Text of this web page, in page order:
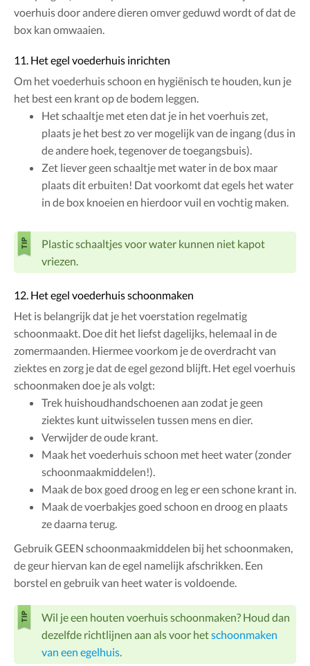
voerhuis door andere dieren omver geduwd wordt of dat de
box kan omwaaien.
11. Het egel voederhuis inrichten
Om het voederhuis schoon en hygiënisch te houden, kun je
het best een krant op de bodem leggen.
Het schaaltje met eten dat je in het voerhuis zet,
plaats je het best zo ver mogelijk van de ingang (dus in
de andere hoek, tegenover de toegangsbuis).
Zet liever geen schaaltje met water in de box maar
plaats dit erbuiten! Dat voorkomt dat egels het water
in de box knoeien en hierdoor vuil en vochtig maken.
Plastic schaaltjes voor water kunnen niet kapot
vriezen.
12. Het egel voederhuis schoonmaken
Het is belangrijk dat je het voerstation regelmatig
schoonmaakt. Doe dit het liefst dagelijks, helemaal in de
zomermaanden. Hiermee voorkom je de overdracht van
ziektes en zorg je dat de egel gezond blijft. Het egel voerhuis
schoonmaken doe je als volgt:
Trek huishoudhandschoenen aan zodat je geen
ziektes kunt uitwisselen tussen mens en dier.
Verwijder de oude krant.
Maak het voederhuis schoon met heet water (zonder
schoonmaakmiddelen!).
Maak de box goed droog en leg er een schone krant in.
Maak de voerbakjes goed schoon en droog en plaats
ze daarna terug.
Gebruik GEEN schoonmaakmiddelen bij het schoonmaken,
de geur hiervan kan de egel namelijk afschrikken. Een
borstel en gebruik van heet water is voldoende.
Wil je een houten voerhuis schoonmaken? Houd dan
dezelfde richtlijnen aan als voor hetschoonmaken
van een egelhuis.